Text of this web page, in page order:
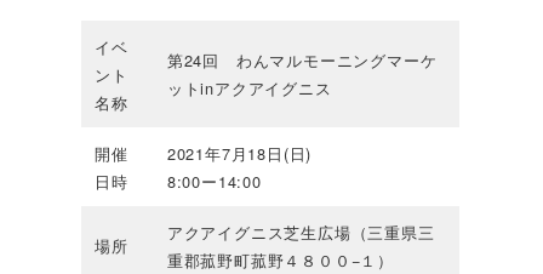
イベ
ント
名称
第24回 わんマルモーニングマーケ
ットinアクアイグニス
開催
日時
2021年7月18日(日)
8:00ー14:00
場所
アクアイグニス芝生広場（三重県三
重郡菰野町菰野４８００−１）